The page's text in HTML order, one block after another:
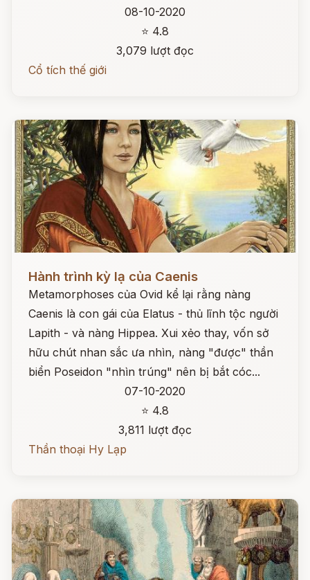
08-10-2020
⭐ 4.8
3,079 lượt đọc
Cổ tích thế giới
Hành trình kỳ lạ của Caenis
Metamorphoses của Ovid kể lại rằng nàng
Caenis là con gái của Elatus - thủ lĩnh tộc người
Lapith - và nàng Hippea. Xui xẻo thay, vốn sở
hữu chút nhan sắc ưa nhìn, nàng "được" thần
biển Poseidon "nhìn trúng" nên bị bắt cóc...
07-10-2020
⭐ 4.8
3,811 lượt đọc
Thần thoại Hy Lạp